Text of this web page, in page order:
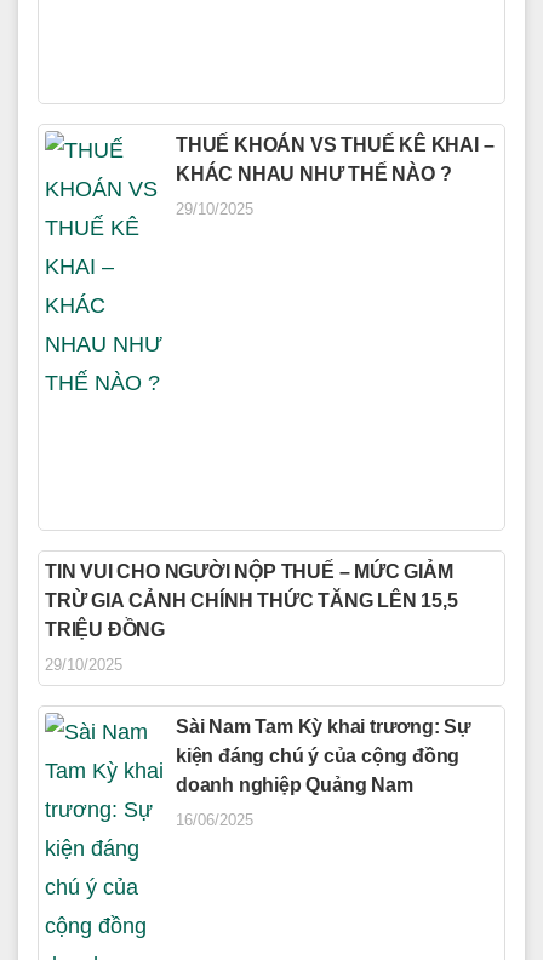
THUẾ KHOÁN VS THUẾ KÊ KHAI –
KHÁC NHAU NHƯ THẾ NÀO ?
29/10/2025
TIN VUI CHO NGƯỜI NỘP THUẾ – MỨC GIẢM
TRỪ GIA CẢNH CHÍNH THỨC TĂNG LÊN 15,5
TRIỆU ĐỒNG
29/10/2025
Sài Nam Tam Kỳ khai trương: Sự
kiện đáng chú ý của cộng đồng
doanh nghiệp Quảng Nam
16/06/2025